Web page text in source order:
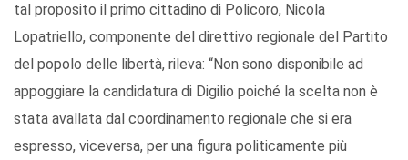
tal proposito il primo cittadino di Policoro, Nicola
Lopatriello, componente del direttivo regionale del Partito
del popolo delle libertà, rileva: “Non sono disponibile ad
appoggiare la candidatura di Digilio poiché la scelta non è
stata avallata dal coordinamento regionale che si era
espresso, viceversa, per una figura politicamente più